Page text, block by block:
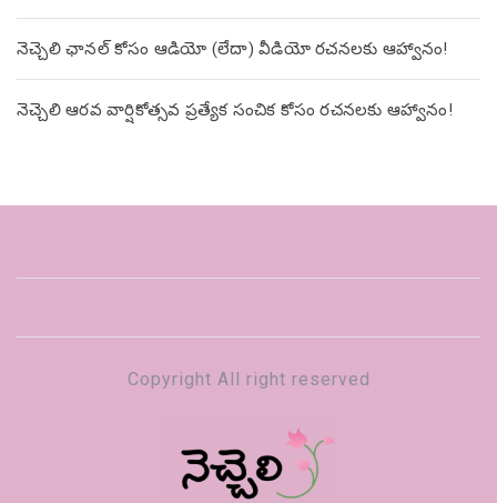
నెచ్చెలి ఛానల్ కోసం ఆడియో (లేదా) వీడియో రచనలకు ఆహ్వానం!
నెచ్చెలి ఆరవ వార్షికోత్సవ ప్రత్యేక సంచిక కోసం రచనలకు ఆహ్వానం!
Copyright All right reserved